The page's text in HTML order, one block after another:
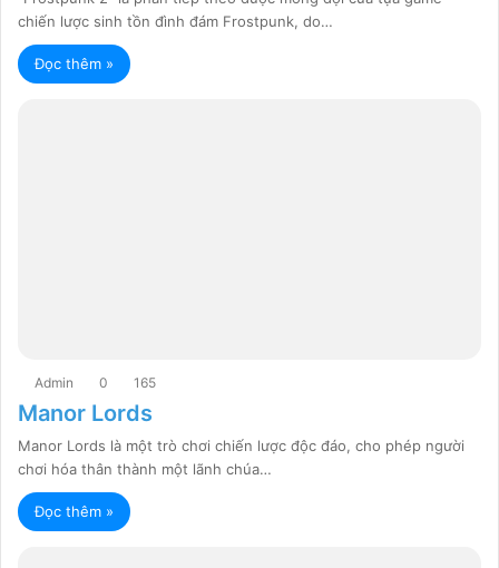
chiến lược sinh tồn đình đám Frostpunk, do…
Đọc thêm »
Admin 0 165
Manor Lords
Manor Lords là một trò chơi chiến lược độc đáo, cho phép người
chơi hóa thân thành một lãnh chúa…
Đọc thêm »